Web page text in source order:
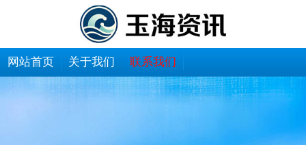
网站首页 关于我们 联系我们